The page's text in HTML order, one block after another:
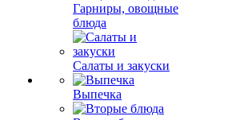
Гарниры, овощные
блюда
Салаты и закуски
Выпечка